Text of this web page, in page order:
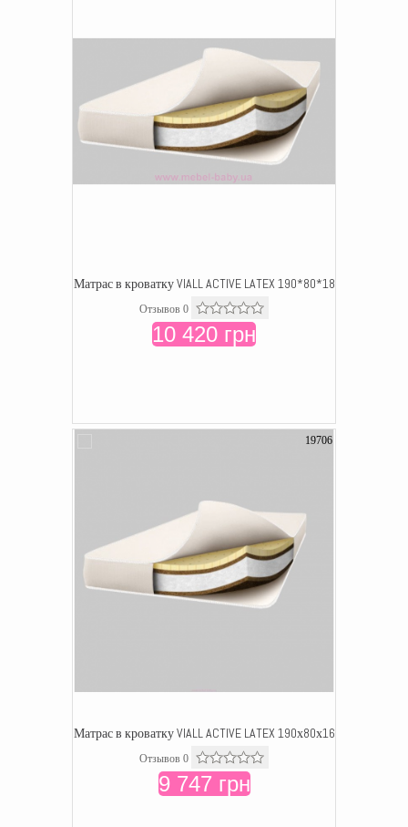
Матрас в кроватку VIALL ACTIVE LATEX 190*80*18
Отзывов 0
10 420 грн
19706
Матрас в кроватку VIALL ACTIVE LATEX 190х80х16
Отзывов 0
9 747 грн